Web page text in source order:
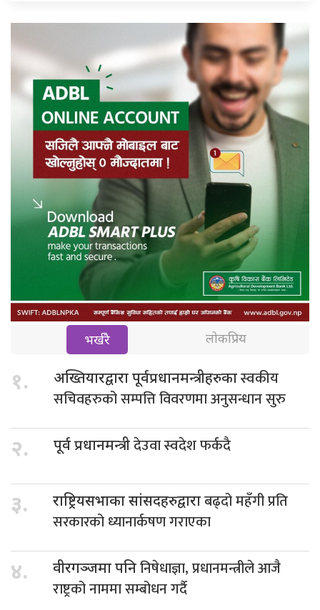
भर्खरै लोकप्रिय
१. अख्तियारद्वारा पूर्वप्रधानमन्त्रीहरुकास्वकीय
सचिवहरुको सम्पत्ति विवरणमा अनुसन्धान सुरु
२. पूर्व प्रधानमन्त्रीदेउवा स्वदेश फर्कदै
३. राष्ट्रियसभाका सांसदहरुद्वाराबढ्दो महँगी प्रति
सरकारको ध्यानार्कषण गराएका
४. वीरगञ्जमा पनिनिषेधाज्ञा, प्रधानमन्त्रीले आजै
राष्ट्रको नाममा सम्बोधन गर्दै